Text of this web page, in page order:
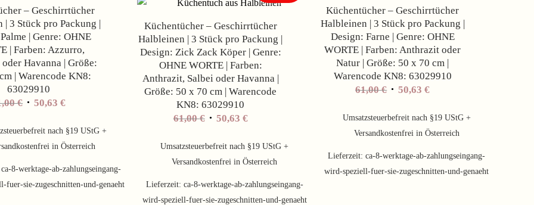
– Geschirrtücher
3 Stück pro Packung |
| Genre: OHNE
| Farben: Azzurro,
Havanna | Größe:
| Warencode KN8:
63029910
€ 50,63€
nach §19 UStG +
in Österreich
ca-8-werktage-ab-zahlungseingang-
fuer-sie-zugeschnitten-und-genaeht
Küchentücher – Geschirrtücher
Halbleinen | 3 Stück pro Packung |
Design: Zick Zack Köper | Genre:
OHNE WORTE | Farben:
Anthrazit, Salbei oder Havanna |
Größe: 50 x 70 cm | Warencode
KN8: 63029910
61,00€ 50,63 €
Umsatzsteuerbefreit nach §19 UStG +
Versandkostenfrei in Österreich
Lieferzeit: ca-8-werktage-ab-zahlungseingang-
wird-speziell-fuer-sie-zugeschnitten-und-genaeht
Küchentücher – Geschirrtücher
Halbleinen | 3 Stück pro Packung |
Design: Farne | Genre: OHNE
WORTE | Farben: Anthrazit oder
Natur | Größe: 50 x 70 cm |
Warencode KN8: 63029910
61,00€ 50,63€
Umsatzsteuerbefreit nach §19 UStG +
Versandkostenfrei in Österreich
Lieferzeit:ca-8-werktage-ab-zahlungseingang-
wird-speziell-fuer-sie-zugeschnitten-und-genaeht